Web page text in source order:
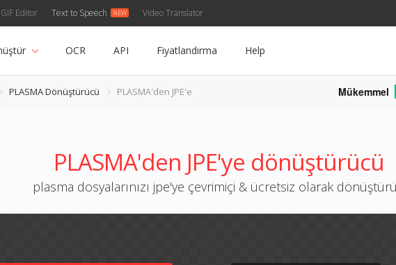
GIF Editor Text to Speech Video Translator
OCR API Fiyatlandırma Help
PLASMA Dönüştürücü PLASMA'den JPE'e Mükemmel
PLASMA'den JPE'ye dönüştürücü
plasma dosyalarınızı jpe'ye çevrimiçi & ücretsiz olarak